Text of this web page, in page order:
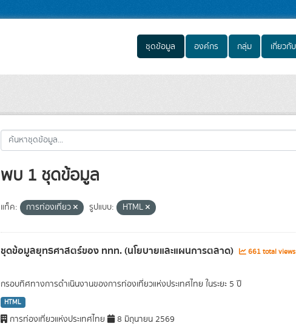
ชุดข้อมูล องค์กร กลุ่ม เกี่ยวกับ
พบ 1 ชุดข้อมูล
แท็ค: การท่องเที่ยว รูปแบบ: HTML
ชุดข้อมูลยุทธศาสตร์ของ ททท. (นโยบายและแผนการตลาด) 661 total
กรอบทิศทางการดำเนินงานของการท่องเที่ยวแห่งประเทศไทย ในระยะ 5 ปี
HTML
การท่องเที่ยวแห่งประเทศไทย 8 มิถุนายน 2569